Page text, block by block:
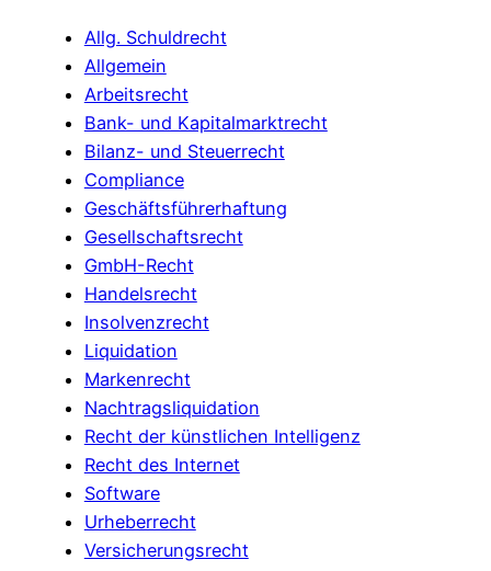
Allg. Schuldrecht
Allgemein
Arbeitsrecht
Bank- und Kapitalmarktrecht
Bilanz- und Steuerrecht
Compliance
Geschäftsführerhaftung
Gesellschaftsrecht
GmbH-Recht
Handelsrecht
Insolvenzrecht
Liquidation
Markenrecht
Nachtragsliquidation
Recht der künstlichen Intelligenz
Recht des Internet
Software
Urheberrecht
Versicherungsrecht